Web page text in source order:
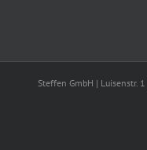
Steffen GmbH |